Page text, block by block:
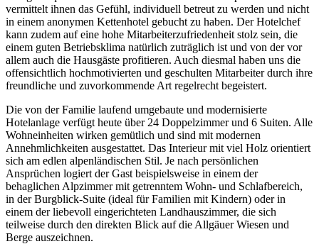
vermittelt ihnen das Gefühl, individuell betreut zu werden und nicht
in einem anonymen Kettenhotel gebucht zu haben. Der Hotelchef
kann zudem auf eine hohe Mitarbeiterzufriedenheit stolz sein, die
einem guten Betriebsklima natürlich zuträglich ist und von der vor
allem auch die Hausgäste profitieren. Auch diesmal haben uns die
offensichtlich hochmotivierten und geschulten Mitarbeiter durch ihre
freundliche und zuvorkommende Art regelrecht begeistert.
Die von der Familie laufend umgebaute und modernisierte
Hotelanlage verfügt heute über 24 Doppelzimmer und 6 Suiten. Alle
Wohneinheiten wirken gemütlich und sind mit modernen
Annehmlichkeiten ausgestattet. Das Interieur mit viel Holz orientiert
sich am edlen alpenländischen Stil. Je nach persönlichen
Ansprüchen logiert der Gast beispielsweise in einem der
behaglichen Alpzimmer mit getrenntem Wohn- und Schlafbereich,
in der Burgblick-Suite (ideal für Familien mit Kindern) oder in
einem der liebevoll eingerichteten Landhauszimmer, die sich
teilweise durch den direkten Blick auf die Allgäuer Wiesen und
Berge auszeichnen.